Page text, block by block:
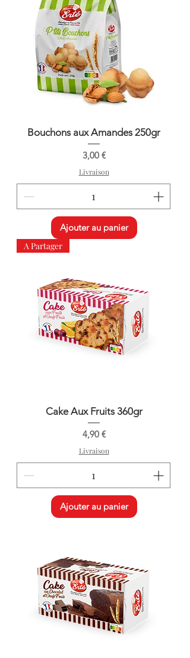
Bouchons aux Amandes 250gr
Prix
3,00 €
Livraison
Ajouter au panier
A Partager
Cake Aux Fruits 360gr
Prix
4,90 €
Livraison
Ajouter au panier